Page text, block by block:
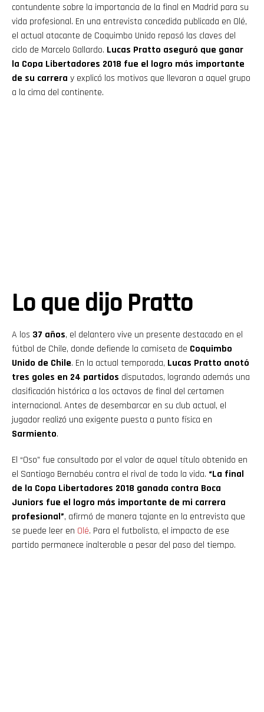
contundente sobre la importancia de la final en Madrid para su
vida profesional. En una entrevista concedida publicada en Olé,
el actual atacante de Coquimbo Unido repasó las claves del
ciclo de Marcelo Gallardo. Lucas Pratto aseguró que ganar
la Copa Libertadores 2018 fue el logro más importante
de su carrera y explicó los motivos que llevaron a aquel grupo
a la cima del continente.
Lo que dijo Pratto
A los 37 años, el delantero vive un presente destacado en el
fútbol de Chile, donde defiende la camiseta de Coquimbo
Unido de Chile. En la actual temporada, Lucas Pratto anotó
tres goles en 24 partidos disputados, logrando además una
clasificación histórica a los octavos de final del certamen
internacional. Antes de desembarcar en su club actual, el
jugador realizó una exigente puesta a punto física en
Sarmiento.
El “Oso” fue consultado por el valor de aquel título obtenido en
el Santiago Bernabéu contra el rival de toda la vida. “La final
de la Copa Libertadores 2018 ganada contra Boca
Juniors fue el logro más importante de mi carrera
profesional”, afirmó de manera tajante en la entrevista que
se puede leer en Olé. Para el futbolista, el impacto de ese
partido permanece inalterable a pesar del paso del tiempo.